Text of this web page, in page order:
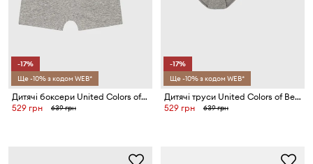
-17%
Ще -10% з кодом WEB*
Дитячі боксери United Colors of Benetton 2-pack
529 грн
639 грн
-17%
Ще -10% з кодом WEB*
Дитячі труси United Colors of Benetton 2-pack
529 грн
639 грн